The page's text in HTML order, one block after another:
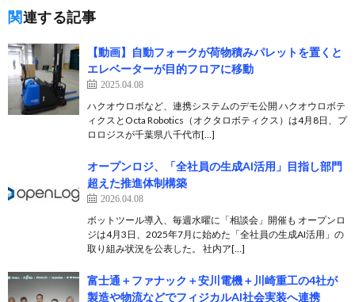
関連する記事
【動画】自動フォークが荷物積みパレットを置くと
エレベーターが目的フロアに移動
2025.04.08
ハクオウロボなど、連携システムのデモ公開 ハクオウロボテ
ィクスとOcta Robotics（オクタロボティクス）は4月8日、プ
ロロジスが千葉県八千代市[…]
オープンロジ、「全社員の生成AI活用」目指し部門
超えた推進体制構築
2026.04.08
ボットツール導入、毎週水曜に「相談会」開催も オープンロ
ジは4月3日、2025年7月に始めた「全社員の生成AI活用」の
取り組み状況を公表した。 社内ア[…]
富士通＋ファナック＋安川電機＋川崎重工の4社が
製造や物流などでフィジカルAI社会実装へ連携